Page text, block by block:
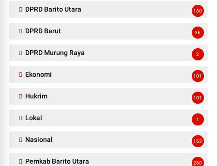
DPRD Barito Utara 160
DPRD Barut 36
DPRD Murung Raya 2
Ekonomi 101
Hukrim 101
Lokal 1
Nasional 163
Pemkab Barito Utara 260